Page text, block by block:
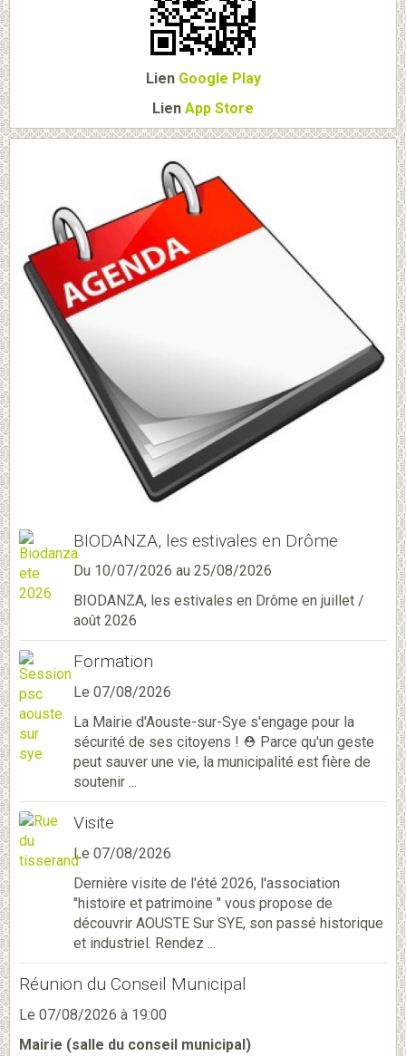
Lien Google Play
Lien App Store
BIODANZA, les estivales en Drôme
Du 10/07/2026 au 25/08/2026
BIODANZA, les estivales en Drôme en juillet /
août 2026
Formation
Le 07/08/2026
La Mairie d'Aouste-sur-Sye s'engage pour la
sécurité de ses citoyens ! ⛑️ Parce qu'un geste
peut sauver une vie, la municipalité est fière de
soutenir ...
Visite
Le 07/08/2026
Dernière visite de l'été 2026, l'association
"histoire et patrimoine " vous propose de
découvrir AOUSTE Sur SYE, son passé historique
et industriel. Rendez ...
Réunion du Conseil Municipal
Le 07/08/2026 à 19:00
Mairie (salle du conseil municipal)